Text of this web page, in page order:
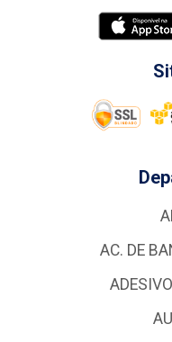
AC. DE